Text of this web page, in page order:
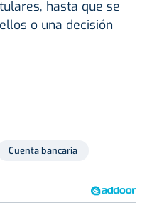
hasta que se
o una decisión
Cuenta bancaria